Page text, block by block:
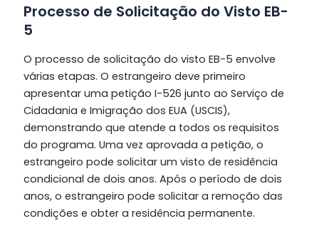
Processo de Solicitação do Visto EB-
5
O processo de solicitação do visto EB-5 envolve
várias etapas. O estrangeiro deve primeiro
apresentar uma petição I-526 junto ao Serviço de
Cidadania e Imigração dos EUA (USCIS),
demonstrando que atende a todos os requisitos
do programa. Uma vez aprovada a petição, o
estrangeiro pode solicitar um visto de residência
condicional de dois anos. Após o período de dois
anos, o estrangeiro pode solicitar a remoção das
condições e obter a residência permanente.